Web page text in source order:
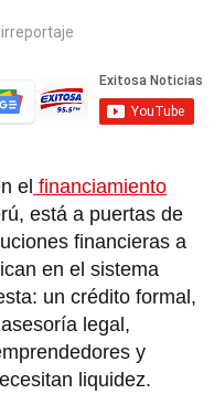
el financiamiento
está a puertas de
financieras a
en el sistema
un crédito formal,
legal,
y
liquidez.